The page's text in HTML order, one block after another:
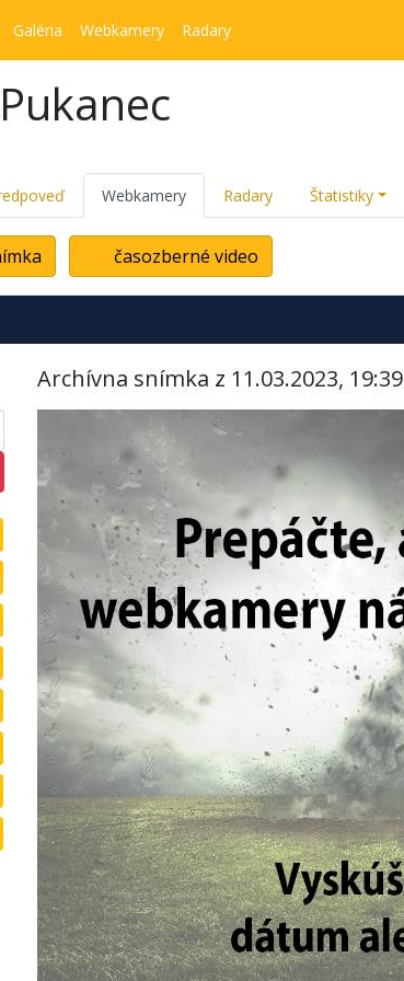
Galéria Webkamery Radary
Webkamery Radary Štatistiky
časozberné video
Archívna snímka z 11.03.2023, 19:39